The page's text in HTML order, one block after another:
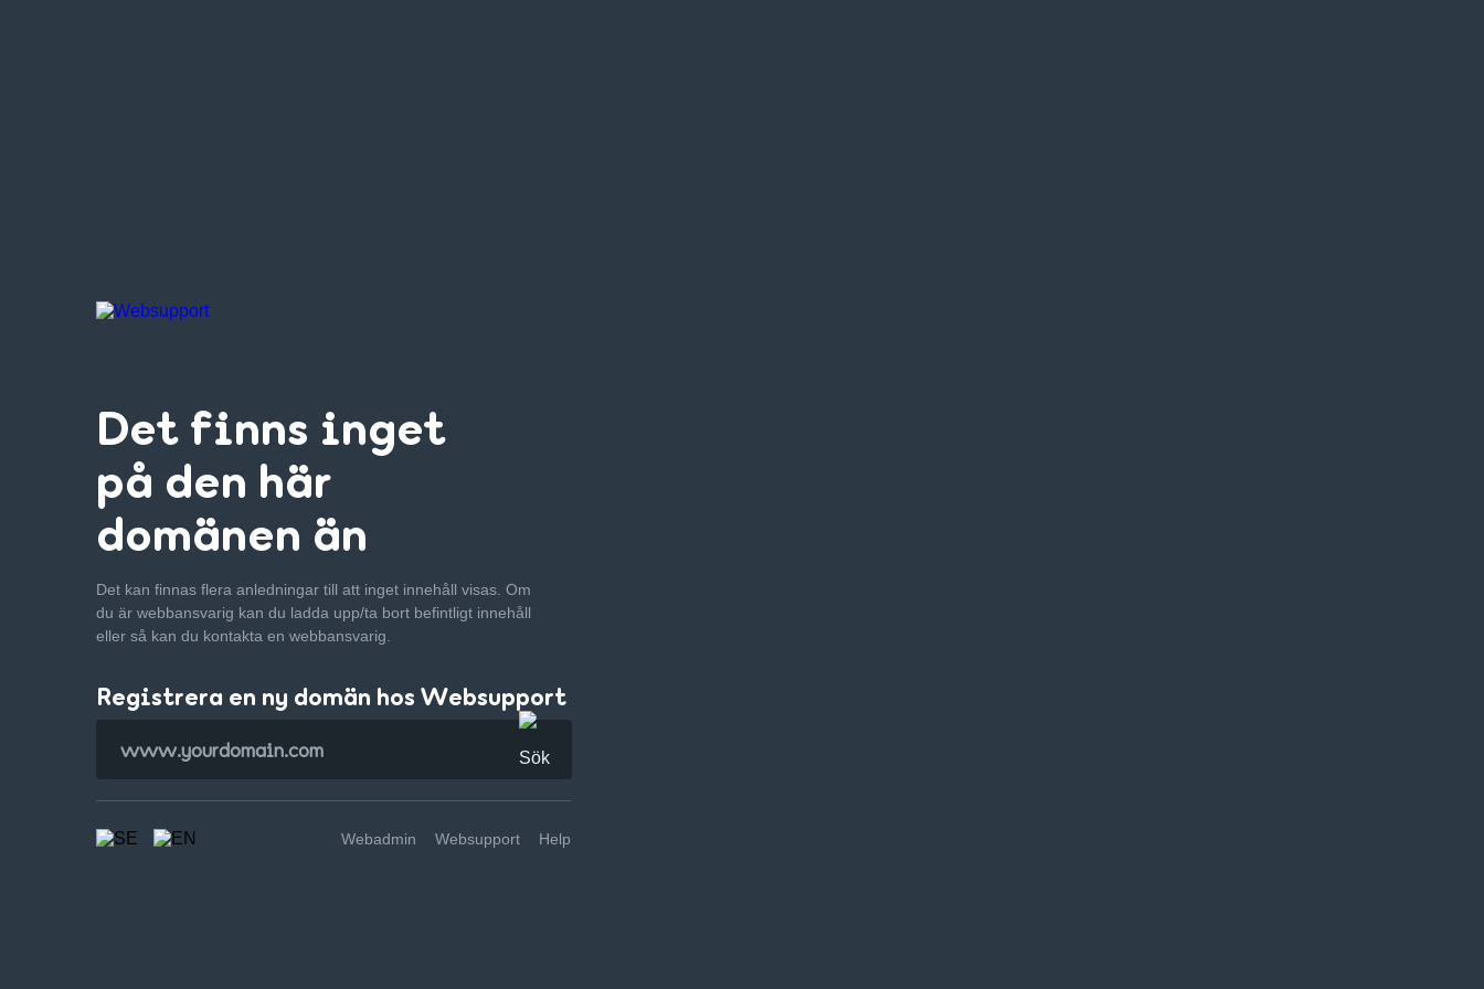
Det finns inget
på den här
domänen än
Det kan finnas flera anledningar till att inget innehåll visas. Om
du är webbansvarig kan du ladda upp/ta bort befintligt innehåll
eller så kan du kontakta en webbansvarig.
Registrera en ny domän hos Websupport
Webadmin Websupport Help